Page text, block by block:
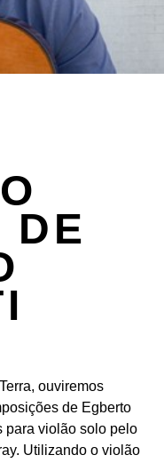
DE
ouviremos
de Egberto
para violão solo pelo
Utilizando o violão